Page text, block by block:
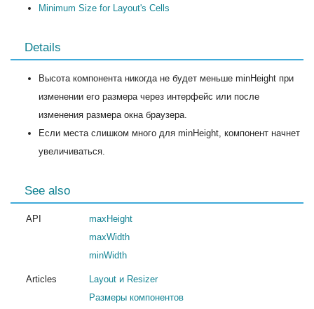
Minimum Size for Layout's Cells
Details
Высота компонента никогда не будет меньше minHeight при
изменении его размера через интерфейс или после
изменения размера окна браузера.
Если места слишком много для minHeight, компонент начнет
увеличиваться.
See also
API
maxHeight
maxWidth
minWidth
Articles
Layout и Resizer
Размеры компонентов